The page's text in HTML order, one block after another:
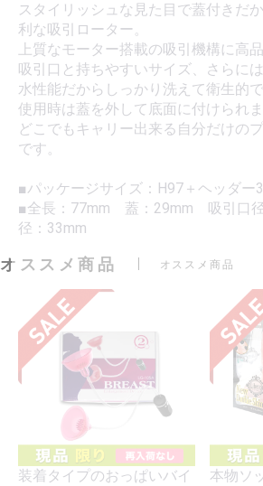
スタイリッシュな見た目で蓋付きだ
利な吸引ローター。
上質なモーター搭載の吸引機構に高
吸引口と持ちやすいサイズ、さらに
水性能だからしっかり洗えて衛生的で
使用時は蓋を外して底面に付けられま
どこでもキャリー出来る自分だけの
です。
■パッケージサイズ：H97＋ヘッダー
■全長：77mm 蓋：29mm 吸引口
径：33mm
オススメ商品 オススメ商品
装着タイプのおっぱいバイ
本物ソ